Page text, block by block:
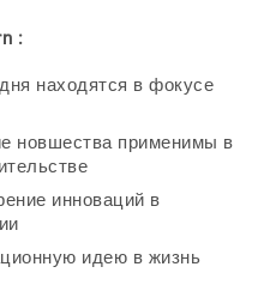
:
находятся в фокусе
новшества применимы в
инноваций в
идею в жизнь